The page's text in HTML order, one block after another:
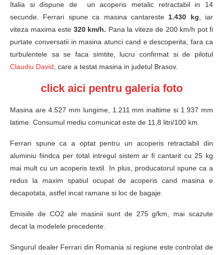
Italia si dispune de un acoperis metalic retractabil in 14
secunde. Ferrari spune ca masina cantareste1.430 kg, iar
viteza maxima este 320 km/h. Pana la viteze de 200 km/h pot fi
purtate conversatii in masina atunci cand e descoperita, fara ca
turbulentele sa se faca simtite, lucru confirmat si de pilotul
Claudiu David, care a testat masina in judetul Brasov.
click aici pentru galeria foto
Masina are 4.527 mm lungime, 1.211 mm inaltime si 1.937 mm
latime. Consumul mediu comunicat este de 11,8 litri/100 km.
Ferrari spune ca a optat pentru un acoperis retractabil din
aluminiu fiindca per total intregul sistem ar fi cantarit cu 25 kg
mai mult cu un acoperis textil. In plus, producatorul spune ca a
redus la maxim spatiul ocupat de acoperis cand masina e
decapotata, astfel incat ramane si loc de bagaje.
Emisiile de CO2 ale masinii sunt de 275 g/km, mai scazute
decat la modelele precedente.
Singurul dealer Ferrari din Romania si regiune este controlat de